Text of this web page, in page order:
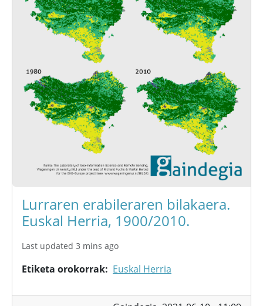
Lurraren erabileraren bilakaera.
Euskal Herria, 1900/2010.
Last updated 3 mins ago
Etiketa orokorrak Euskal Herria